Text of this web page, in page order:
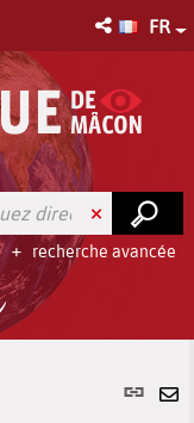
FR
recherche avancée
Lien